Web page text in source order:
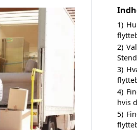
1)
2)
3)
4)
hvis
5)